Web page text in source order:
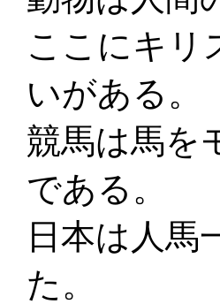
ここにキリ
いがある。
競馬は馬を
である。
日本は人馬
た。